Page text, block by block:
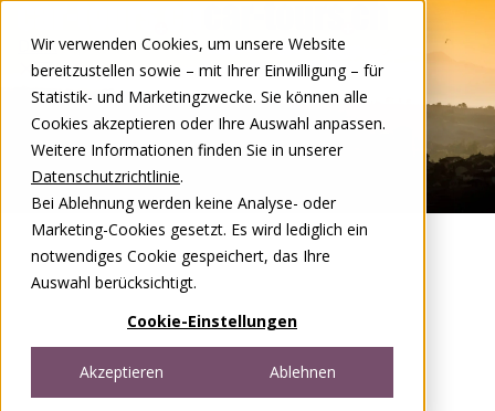
Wir verwenden Cookies, um unsere Website
bereitzustellen sowie – mit Ihrer Einwilligung – für
Statistik- und Marketingzwecke. Sie können alle
Cookies akzeptieren oder Ihre Auswahl anpassen.
Weitere Informationen finden Sie in unserer
Datenschutzrichtlinie.
Bei Ablehnung werden keine Analyse- oder
Marketing-Cookies gesetzt. Es wird lediglich ein
notwendiges Cookie gespeichert, das Ihre
Auswahl berücksichtigt.
Cookie-Einstellungen
Akzeptieren Ablehnen
DEFR
Open menu